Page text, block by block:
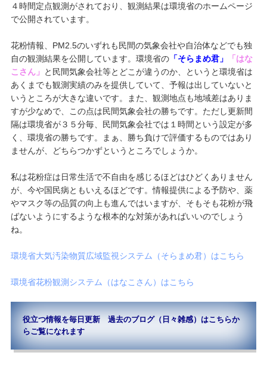
４時間定点観測がされており、観測結果は環境省のホームページ
で公開されています。
花粉情報、PM2.5のいずれも民間の気象会社や自治体などでも独
自の観測結果を公開しています。環境省の「そらまめ君」
「はな
こさん」 と民間気象会社等とどこが違うのか、というと環境省は
あくまでも観測実績のみを提供していて、予報は出していないと
いうところが大きな違いです。また、観測地点も地域差はありま
すが少なめで、この点は民間気象会社の勝ちです。ただし更新間
隔は環境省が３５分毎、民間気象会社では１時間という設定が多
く、環境省の勝ちです。まぁ、勝ち負けで評価するものではあり
ませんが、どちらつかずというところでしょうか。
私は花粉症は日常生活で不自由を感じるほどはひどくありません
が、今や国民病ともいえるほどです。情報提供による予防や、薬
やマスク等の品質の向上も進んではいますが、そもそも花粉が飛
ばないようにするような根本的な対策があればいいのでしょう
ね。
環境省大気汚染物質広域監視システム（そらまめ君）はこちら
環境省花粉観測システム（はなこさん）はこちら
役立つ情報を毎日更新 過去のブログ（日々雑感）はこちらか
らご覧になれます